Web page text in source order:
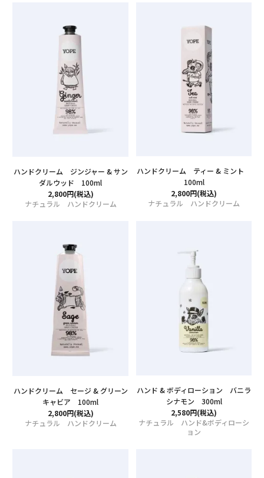
CONTENT
特集
ニュース
店舗情報
ハンドクリーム ジンジャー & サン
ダルウッド 100ml
2,800円(税込)
ナチュラル ハンドクリーム
ハンドクリーム ティー & ミント
100ml
2,800円(税込)
ナチュラル ハンドクリーム
ハンドクリーム セージ & グリーン
キャビア 100ml
2,800円(税込)
ナチュラル ハンドクリーム
ハンド & ボディローション バニラ
シナモン 300ml
2,580円(税込)
ナチュラル ハンド&ボディローシ
ョン